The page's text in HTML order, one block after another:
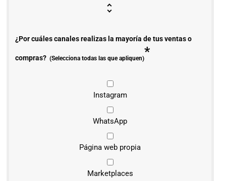
¿Por cuáles canales realizas la mayoría de tus ventas o
compras? (Selecciona todas las que apliquen)*
Instagram
WhatsApp
Página web propia
Marketplaces